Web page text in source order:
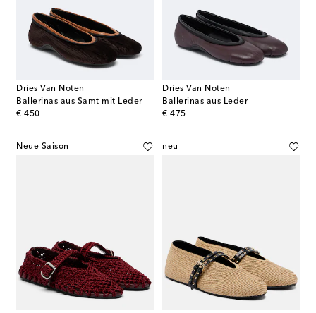
Dries Van Noten
Ballerinas aus Samt mit Leder
€ 450
original price
Dries Van Noten
Ballerinas aus Leder
€ 475
original price
Neue Saison neu